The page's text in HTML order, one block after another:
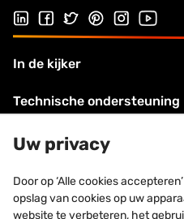
Follow us on LinkedIn
Follow us on Facebook
Follow us on Twitter
Follow us on
Follow us
Visit
In de kijker
Technische ondersteuning
Over VMZINC
Legale informatie
Contacteer ons
Uw privacy
Door op ‘Alle cookies
opslag van cookies op uw
website te verbeteren, het